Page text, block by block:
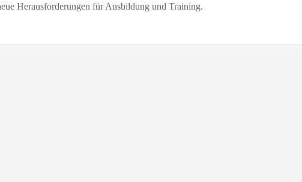
Herausforderungen für Ausbildung und Training.